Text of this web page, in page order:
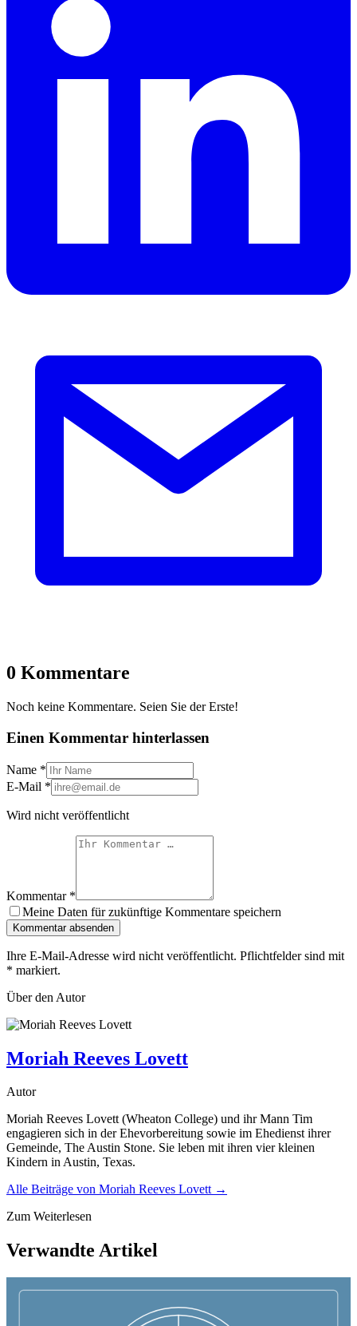
0 Kommentare
Noch keine Kommentare. Seien Sie der Erste!
Einen Kommentar hinterlassen
Name *
E-Mail *
Wird nicht veröffentlicht
Kommentar *
Meine Daten für zukünftige Kommentare speichern
Kommentar absenden
Ihre E-Mail-Adresse wird nicht veröffentlicht. Pflichtfelder sind mit
* markiert.
Über den Autor
Moriah Reeves Lovett
Autor
Moriah Reeves Lovett (Wheaton College) und ihr Mann Tim
engagieren sich in der Ehevorbereitung sowie im Ehedienst ihrer
Gemeinde, The Austin Stone. Sie leben mit ihren vier kleinen
Kindern in Austin, Texas.
Alle Beiträge von Moriah Reeves Lovett→
Zum Weiterlesen
Verwandte Artikel